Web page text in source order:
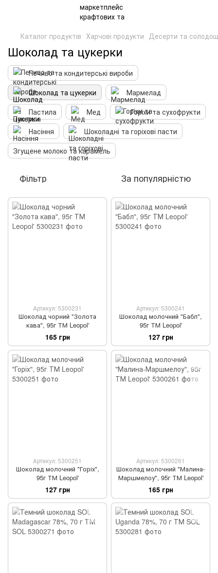
Каталог продуктів Харчові продукти Десерти та
Шоколад та цукерки
Печиво та кондитерські вироби
Шоколад та цукерки
Мармелад
Пастила
Мед
Горіхи та сухофрукти
Насіння
Шоколадні та горіхові пасти
Згущене молоко та карамель
Фільтр За популярністю
Артикул: 5300231
Шоколад чорний "Золота
кава", 95г ТМ Leopol'
165 грн
Артикул: 5300241
Шоколад молочний "Бабл",
95г ТМ Leopol'
127 грн
Артикул: 5300251
Шоколад молочний "Горіх",
95г ТМ Leopol'
127 грн
Артикул: 5300261
Шоколад молочний "Малина-
Маршмелоу", 95г ТМ Leopol'
165 грн